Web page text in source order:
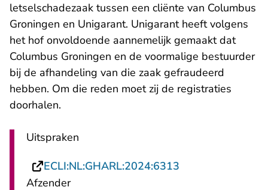
letselschadezaak tussen een cliënte van Columbus
Groningen en Unigarant. Unigarant heeft volgens
het hof onvoldoende aannemelijk gemaakt dat
Columbus Groningen en de voormalige bestuurder
bij de afhandeling van die zaak gefraudeerd
hebben. Om die reden moet zij de registraties
doorhalen.
Uitspraken
ECLI:NL:GHARL:2024:6313
Afzender